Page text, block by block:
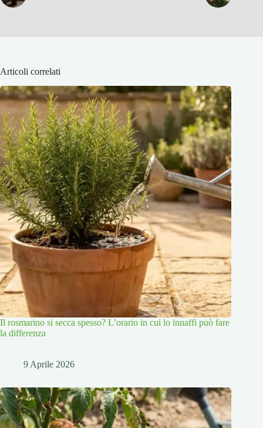
Articoli correlati
Il rosmarino si secca spesso? L’orario in cui lo innaffi può fare
la differenza
9 Aprile 2026